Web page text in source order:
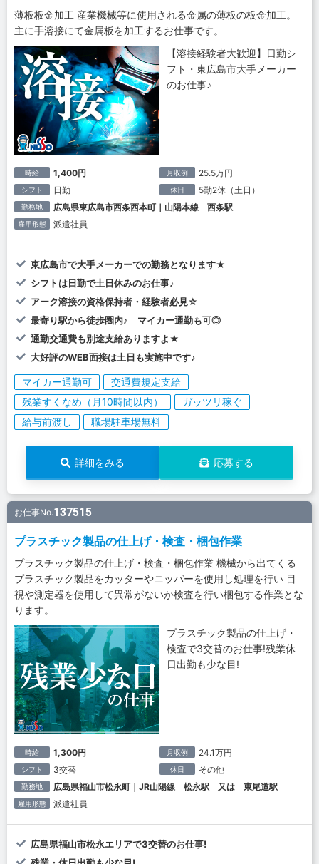
薄板板金加工 産業機械等に使用される金属の薄板の板金加工。
主に手溶接にて金属板を加工するお仕事です。
【溶接経験者大歓迎】日勤シ
フト・東広島市大手メーカー
のお仕事♪
時給 1,400円 月収例 25.5万円
シフト 日勤 休日 5勤2休（土日）
勤務地 広島県東広島市西条西本町｜山陽本線 西条駅
雇用形態 派遣社員
東広島市で大手メーカーでの勤務となります★
シフトは日勤で土日休みのお仕事♪
アーク溶接の資格保持者・経験者必見☆
最寄り駅から徒歩圏内♪ マイカー通勤も可◎
通勤交通費も別途支給ありますよ★
大好評のWEB面接は土日も実施中です♪
マイカー通勤可
交通費規定支給
残業すくなめ（月10時間以内）
ガッツリ稼ぐ
給与前渡し
職場駐車場無料
詳細をみる 応募する
お仕事No.137515
プラスチック製品の仕上げ・検査・梱包作業
プラスチック製品の仕上げ・検査・梱包作業 機械から出てくる
プラスチック製品をカッターやニッパーを使用し処理を行い 目
視や測定器を使用して異常がないか検査を行い梱包する作業とな
ります。
プラスチック製品の仕上げ・
検査で3交替のお仕事!残業休
日出勤も少な目!
時給 1,300円 月収例 24.1万円
シフト 3交替 休日 その他
勤務地 広島県福山市松永町｜JR山陽線 松永駅 又は 東尾道駅
雇用形態 派遣社員
広島県福山市松永エリアで3交替のお仕事!